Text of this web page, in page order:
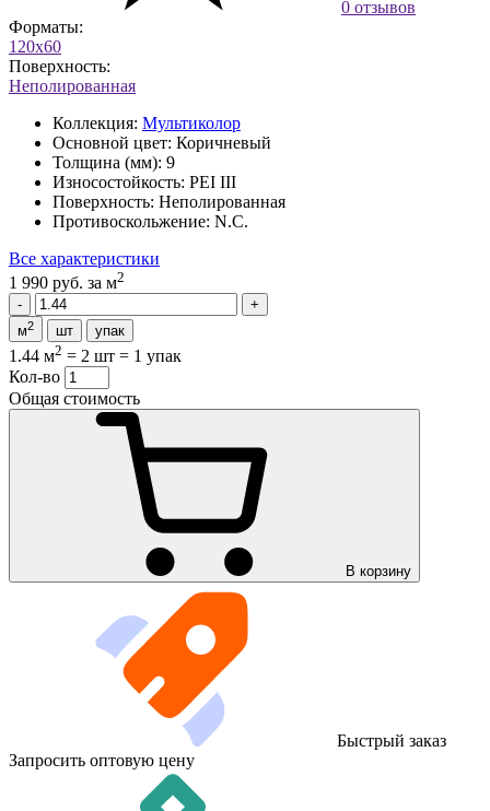
0 отзывов
Форматы:
120x60
Поверхность:
Неполированная
Коллекция: Мультиколор
Основной цвет: Коричневый
Толщина (мм): 9
Износостойкость: PEI III
Поверхность: Неполированная
Противоскольжение: N.C.
Все характеристики
1 990 руб. за м2
м2 шт упак
1.44 м2 = 2 шт = 1 упак
Кол-во
Общая стоимость
В корзину
Быстрый заказ
Запросить оптовую цену